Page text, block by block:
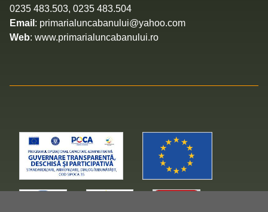
0235 483.503, 0235 483.504
Email : primarialuncabanului@yahoo.com
Web: www.primarialuncabanului.ro